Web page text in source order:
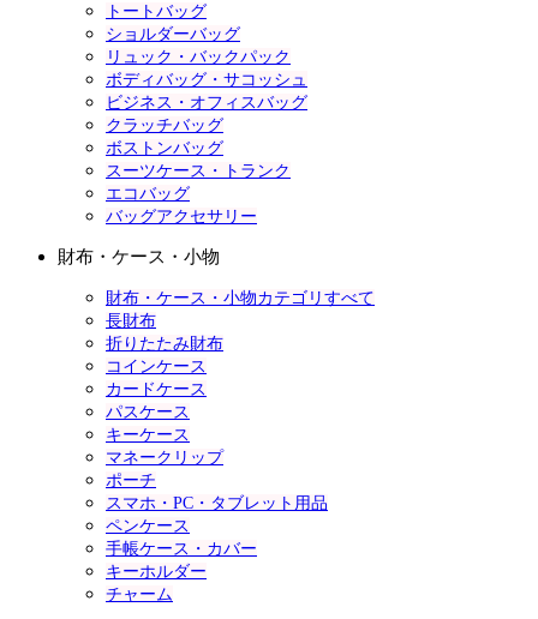
トートバッグ
ショルダーバッグ
リュック・バックパック
ボディバッグ・サコッシュ
ビジネス・オフィスバッグ
クラッチバッグ
ボストンバッグ
スーツケース・トランク
エコバッグ
バッグアクセサリー
財布・ケース・小物
財布・ケース・小物カテゴリすべて
長財布
折りたたみ財布
コインケース
カードケース
パスケース
キーケース
マネークリップ
ポーチ
スマホ・PC・タブレット用品
ペンケース
手帳ケース・カバー
キーホルダー
チャーム